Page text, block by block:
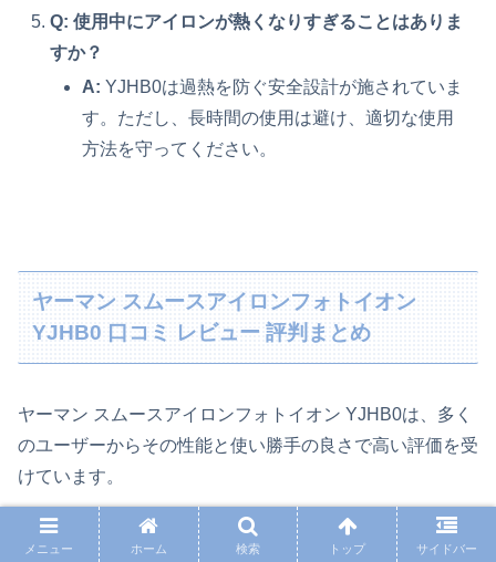
Q: 使用中にアイロンが熱くなりすぎることはありま
すか？
A: YJHB0は過熱を防ぐ安全設計が施されていま
す。ただし、長時間の使用は避け、適切な使用
方法を守ってください。
ヤーマン スムースアイロンフォトイオン
YJHB0 口コミ レビュー 評判まとめ
ヤーマン スムースアイロンフォトイオン YJHB0は、多く
のユーザーからその性能と使い勝手の良さで高い評価を受
けています。
ここで、この製品の総評として、購入を検討している方へ
メニュー ホーム 検索 トップ サイドバー